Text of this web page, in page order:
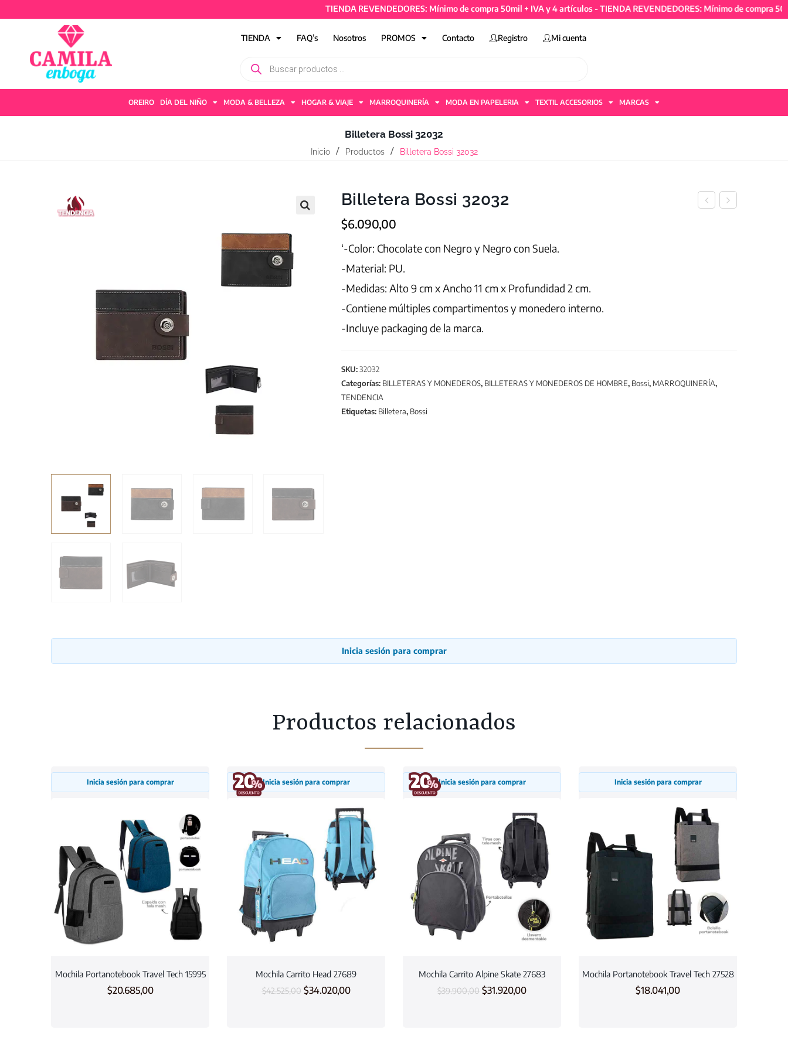
TIENDA REVENDEDORES: Mínimo de compra 50mil + IVA y 4 artículos - TIENDA REVENDEDORES: Mínimo de compra
TIENDA FAQ’s Nosotros PROMOS Contacto Registro Mi cuenta
OREIRO DÍA DEL NIÑO MODA & BELLEZA HOGAR & VIAJE MARROQUINERÍA MODA EN PAPELERIA TEXTIL ACCESORIOS MARCAS
Billetera Bossi 32032
Inicio Productos Billetera Bossi 32032
Billetera Bossi 32032
$6.090,00
‘-Color: Chocolate con Negro y Negro con Suela.
-Material: PU.
-Medidas: Alto 9 cm x Ancho 11 cm x Profundidad 2 cm.
-Contiene múltiples compartimentos y monedero interno.
-Incluye packaging de la marca.
SKU:32032
Categorías: BILLETERAS Y MONEDEROS, BILLETERAS Y MONEDEROS DE HOMBRE, Bossi, MARROQUINERÍA,
TENDENCIA
Etiquetas: Billetera, Bossi
Inicia sesión para comprar
Productos relacionados
Inicia sesión para comprar
Mochila Portanotebook Travel Tech 15995
$20.685,00
Inicia sesión para comprar
Mochila Carrito Head 27689
$42.525,00 $34.020,00
Inicia sesión para comprar
Mochila Carrito Alpine Skate 27683
$39.900,00 $31.920,00
Inicia sesión para comprar
Mochila Portanotebook Travel Tech 27528
$18.041,00